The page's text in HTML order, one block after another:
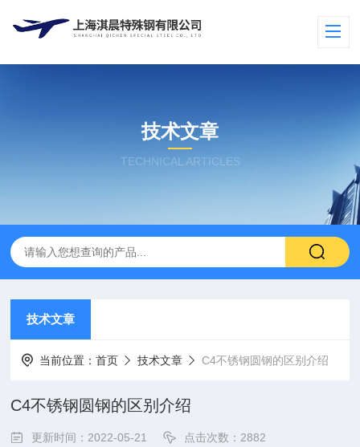
技术文章
TECHNICAL ARTICLES
技术文章
当前位置：首页 技术文章 C4不锈钢圆钢的区别介绍
C4不锈钢圆钢的区别介绍
更新时间：2022-05-21 点击次数：2882